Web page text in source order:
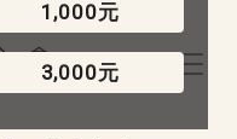
1,000元
3,000元